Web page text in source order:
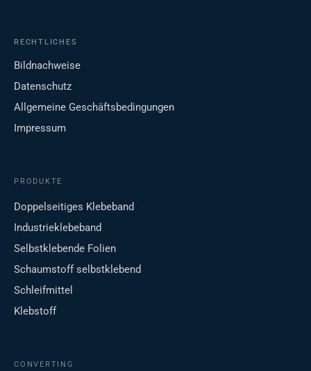
RECHTLICHES
Bildnachweise
Datenschutz
Allgemeine Geschäftsbedingungen
Impressum
PRODUKTE
Doppelseitiges Klebeband
Industrieklebeband
Selbstklebende Folien
Schaumstoff selbstklebend
Schleifmittel
Klebstoff
CONVERTING